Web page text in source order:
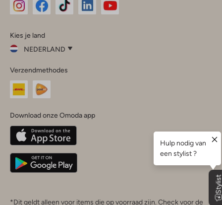
InstagramFacebook
Kies je land
NEDERLAND
je
land
Nederland
Belgique(Français)
Deutschland
Verzendmethodes
Download onze Omoda app
*Dit geldt alleen voor items die op voorraad zijn. Check voor de